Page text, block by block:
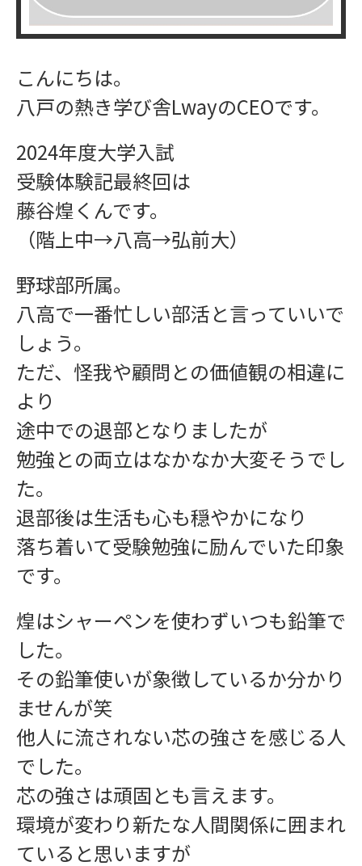
ワークショップ
こんにちは。
八戸の熱き学び舎LwayのCEOです。
2024年度大学入試
受験体験記最終回は
藤谷煌くんです。
（階上中→八高→弘前大）
野球部所属。
八高で一番忙しい部活と言っていいで
しょう。
ただ、怪我や顧問との価値観の相違に
より
途中での退部となりましたが
勉強との両立はなかなか大変そうでし
た。
退部後は生活も心も穏やかになり
落ち着いて受験勉強に励んでいた印象
です。
煌はシャーペンを使わずいつも鉛筆で
した。
その鉛筆使いが象徴しているか分かり
ませんが笑
他人に流されない芯の強さを感じる人
でした。
芯の強さは頑固とも言えます。
環境が変わり新たな人間関係に囲まれ
ていると思いますが